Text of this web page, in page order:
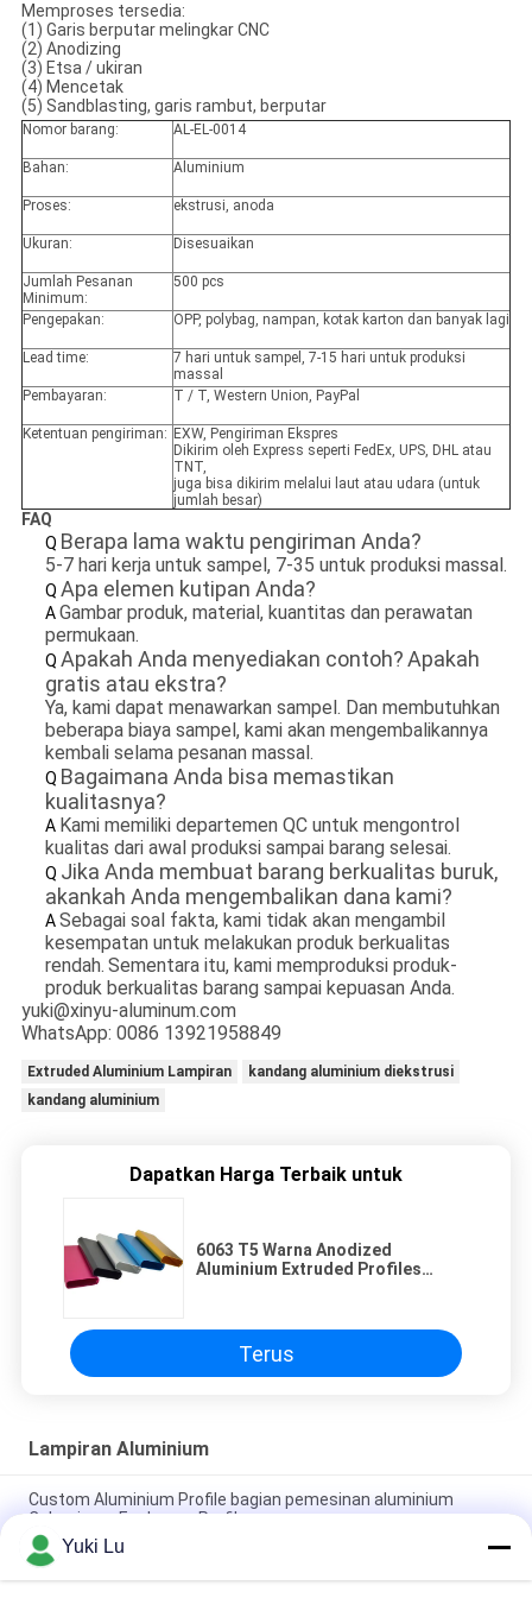
Memproses tersedia:
(1) Garis berputar melingkar CNC
(2) Anodizing
(3) Etsa / ukiran
(4) Mencetak
(5) Sandblasting, garis rambut, berputar
Nomor barang: AL-EL-0014
Bahan: Aluminium
Proses: ekstrusi, anoda
Ukuran: Disesuaikan
Jumlah Pesanan
Minimum:
500 pcs
Pengepakan: OPP, polybag, nampan, kotak karton dan banyak lagi
Lead time:
7 hari untuk sampel, 7-15 hari untuk produksi
massal
Pembayaran:
T / T, Western Union, PayPal
Ketentuan pengiriman: EXW, Pengiriman Ekspres
Dikirim oleh Express seperti FedEx, UPS, DHL atau
TNT,
juga bisa dikirim melalui laut atau udara (untuk
jumlah besar)
FAQ
Q Berapa lama waktu pengiriman Anda?
5-7 hari kerja untuk sampel, 7-35 untuk produksi massal.
Q Apa elemen kutipan Anda?
AGambar produk, material, kuantitas dan perawatan
permukaan.
Q Apakah Anda menyediakan contoh?Apakah
gratis atau ekstra?
Ya, kami dapat menawarkan sampel. Dan membutuhkan
beberapa biaya sampel, kami akan mengembalikannya
kembali selama pesanan massal.
Q Bagaimana Anda bisa memastikan
kualitasnya?
A Kami memiliki departemen QC untuk mengontrol
kualitas dari awal produksi sampai barang selesai.
Q Jika Anda membuat barang berkualitas buruk,
akankah Anda mengembalikan dana kami?
ASebagai soal fakta, kami tidak akan mengambil
kesempatan untuk melakukan produk berkualitas
rendah. Sementara itu, kami memproduksi produk-
produk berkualitas barang sampai kepuasan Anda.
yuki@xinyu-aluminum.com
WhatsApp: 0086 13921958849
Extruded Aluminium Lampiran
kandang aluminium diekstrusi
kandang aluminium
Dapatkan Harga Terbaik untuk
6063 T5 Warna Anodized
Aluminium Extruded Profiles
Terus
Lampiran Aluminium
Custom Aluminium Profile bagian pemesinan aluminium
Caluminum Enclosure Profile
Aluminium Alloy Audio Case Electronic Laser Anodizing Audio
Case
Yuki Lu